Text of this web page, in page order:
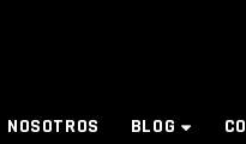
NOSOTROS BLOG